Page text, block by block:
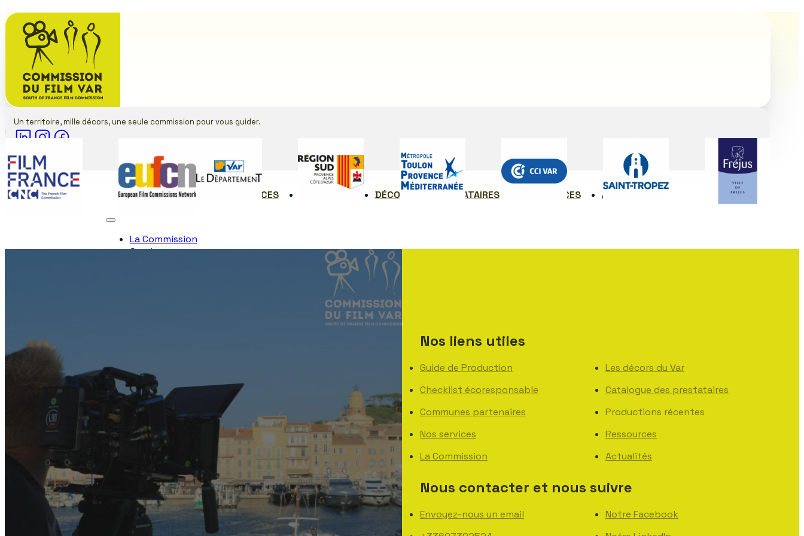
Un territoire, mille décors, une seule commission pour vous guider.
Contact
LA COMMISSION SERVICES DÉCORS PRESTATAIRES RESSOURCES ACTUALITÉS
La Commission
Services
Membre de
Nos liens utiles
Guide de Production
Checklist écoresponsable
Communes partenaires
Nos services
La Commission
Les décors du Var
Catalogue des prestataires
Productions récentes
Ressources
Actualités
Nous contacter et nous suivre
Envoyez-nous un email
Notre Facebook